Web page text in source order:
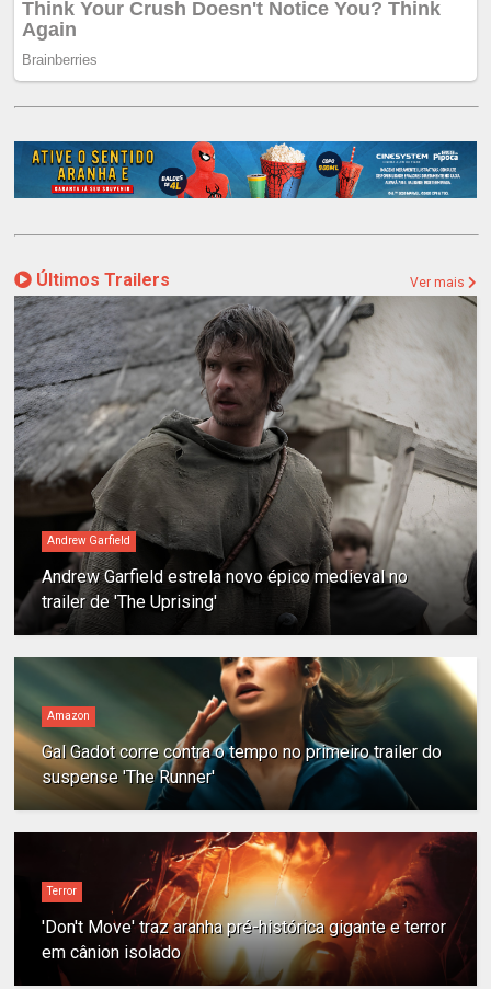
Últimos Trailers Ver mais
Andrew Garfield
Andrew Garfield estrela novo épico medieval no
trailer de 'The Uprising'
Amazon
Gal Gadot corre contra o tempo no primeiro trailer do
suspense 'The Runner'
Terror
'Don't Move' traz aranha pré-histórica gigante e terror
em cânion isolado